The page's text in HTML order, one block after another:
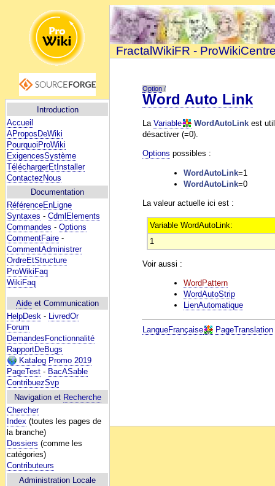
Introduction
Accueil
AProposDeWiki
PourquoiProWiki
ExigencesSystème
TéléchargerEtInstaller
ContactezNous
Documentation
RéférenceEnLigne
Syntaxes - CdmlElements
Commandes - Options
CommentFaire -
CommentAdministrer
OrdreEtStructure
ProWikiFaq
WikiFaq
Aide et Communication
HelpDesk - LivredOr
Forum
DemandesFonctionnalité
RapportDeBugs
Katalog Promo 2019
PageTest - BacASable
ContribuezSvp
Navigation et Recherche
Chercher
Index (toutes les pages de
la branche)
Dossiers (comme les
catégories)
Contributeurs
Administration Locale
FractalWikiFR -
Option /
Word Auto Link
LaVariable WordAutoLink est
désactiver (=0).
Options possibles :
WordAutoLink=1
WordAutoLink=0
La valeur actuelle ici est :
Variable WordAutoLink:
1
Voir aussi :
WordPattern
WordAutoStrip
LienAutomatique
LangueFrançaise PageTranslation